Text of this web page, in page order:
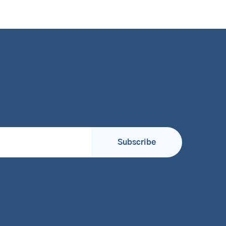
Subscribe